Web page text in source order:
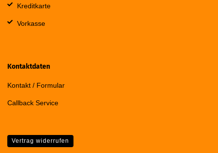
Kreditkarte
Vorkasse
Kontaktdaten
Kontakt / Formular
Callback Service
Vertrag widerrufen